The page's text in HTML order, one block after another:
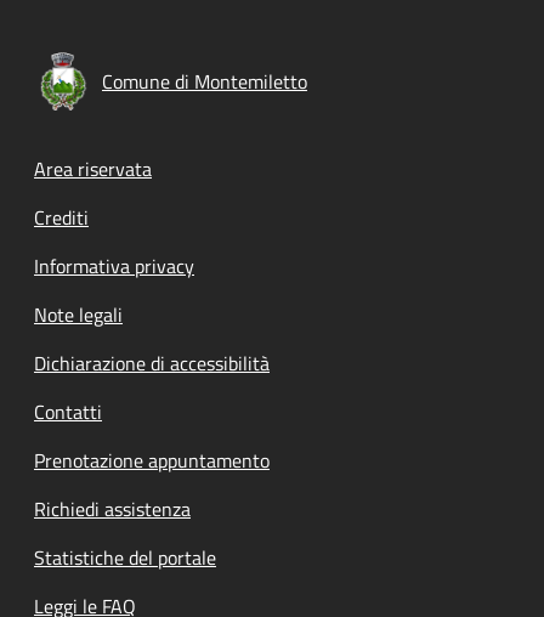
Comune di Montemiletto
Footer menu
Area riservata
Crediti
Informativa privacy
Note legali
Dichiarazione di accessibilità
Contatti
Prenotazione appuntamento
Richiedi assistenza
Statistiche del portale
Leggi le FAQ